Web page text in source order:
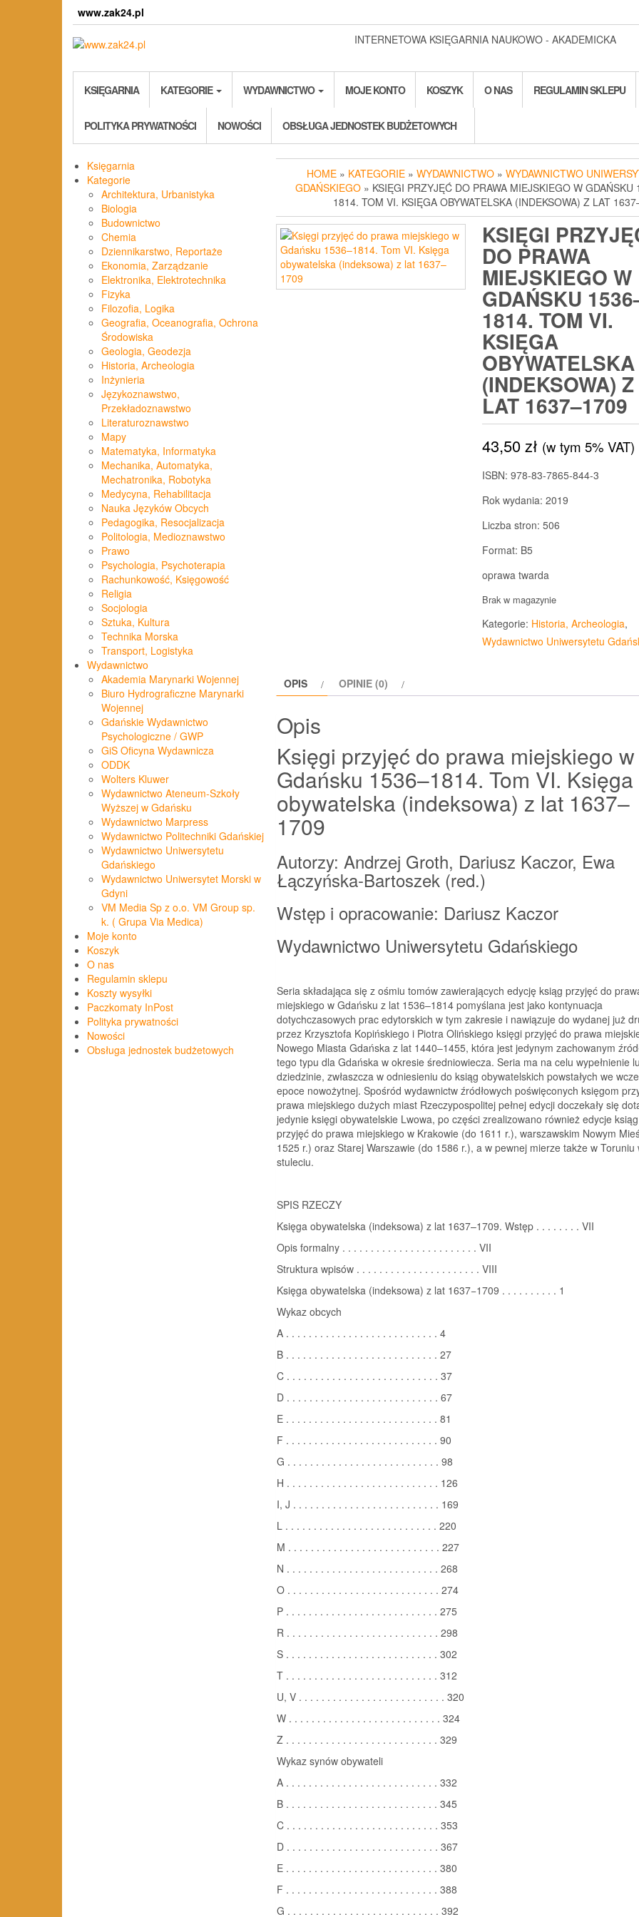
www.zak24.pl
INTERNETOWA KSIĘGARNIA NAUKOWO - AKADEMICKA
KSIĘGARNIA KATEGORIE WYDAWNICTWO MOJE KONTO KOSZYK O NAS REGULAMIN SKLEPU
POLITYKA PRYWATNOŚCI NOWOŚCI OBSŁUGA JEDNOSTEK BUDŻETOWYCH
Księgarnia
Kategorie
Architektura, Urbanistyka
Biologia
Budownictwo
Chemia
Dziennikarstwo, Reportaże
Ekonomia, Zarządzanie
Elektronika, Elektrotechnika
Fizyka
Filozofia, Logika
Geografia, Oceanografia, Ochrona
Środowiska
Geologia, Geodezja
Historia, Archeologia
Inżynieria
Językoznawstwo,
Przekładoznawstwo
Literaturoznawstwo
Mapy
Matematyka, Informatyka
Mechanika, Automatyka,
Mechatronika, Robotyka
Medycyna, Rehabilitacja
Nauka Języków Obcych
Pedagogika, Resocjalizacja
Politologia, Medioznawstwo
Prawo
Psychologia, Psychoterapia
Rachunkowość, Księgowość
Religia
Socjologia
Sztuka, Kultura
Technika Morska
Transport, Logistyka
Wydawnictwo
Akademia Marynarki Wojennej
Biuro Hydrograficzne Marynarki
Wojennej
Gdańskie Wydawnictwo
Psychologiczne / GWP
GiS Oficyna Wydawnicza
ODDK
Wolters Kluwer
Wydawnictwo Ateneum-Szkoły
Wyższej w Gdańsku
Wydawnictwo Marpress
Wydawnictwo Politechniki Gdańskiej
Wydawnictwo Uniwersytetu
Gdańskiego
Wydawnictwo Uniwersytet Morski w
Gdyni
VM Media Sp z o.o. VM Group sp.
k. ( Grupa Via Medica)
Moje konto
Koszyk
O nas
Regulamin sklepu
Koszty wysyłki
Paczkomaty InPost
Polityka prywatności
Nowości
Obsługa jednostek budżetowych
HOME » KATEGORIE » WYDAWNICTWO » WYDAWNICTWO
GDAŃSKIEGO » KSIĘGI PRZYJĘĆ DO PRAWA MIEJSKIEGO W GDAŃSKU
1814. TOM VI. KSIĘGA OBYWATELSKA (INDEKSOWA) Z LAT
KSIĘGI
DO PRAWA
MIEJSKIEGO W
GDAŃSKU
1814. TOM VI.
KSIĘGA
OBYWATELSKA
(INDEKSOWA) Z
LAT 1637–1709
43,50zł (w tym 5% VAT)
ISBN: 978-83-7865-844-3
Rok wydania: 2019
Liczba stron: 506
Format: B5
oprawa twarda
Brak w magazynie
Kategorie: Historia, Archeologia,
Wydawnictwo Uniwersytetu
OPIS OPINIE (0)
Opis
Księgi przyjęć do prawa miejskiego w
Gdańsku 1536–1814. Tom VI. Księga
obywatelska (indeksowa) z lat 1637–
1709
Autorzy: Andrzej Groth, Dariusz Kaczor, Ewa
Łączyńska-Bartoszek (red.)
Wstęp i opracowanie: Dariusz Kaczor
Wydawnictwo Uniwersytetu Gdańskiego
Seria składająca się z ośmiu tomów zawierających edycję ksiąg przyjęć do
miejskiego w Gdańsku z lat 1536–1814 pomyślana jest jako kontynuacja
dotychczasowych prac edytorskich w tym zakresie i nawiązuje do wydanej już
przez Krzysztofa Kopińskiego i Piotra Olińskiego księgi przyjęć do prawa
Nowego Miasta Gdańska z lat 1440–1455, która jest jedynym zachowanym
tego typu dla Gdańska w okresie średniowiecza. Seria ma na celu wypełnienie
dziedzinie, zwłaszcza w odniesieniu do ksiąg obywatelskich powstałych we
epoce nowożytnej. Spośród wydawnictw źródłowych poświęconych księgom
prawa miejskiego dużych miast Rzeczypospolitej pełnej edycji doczekały się
jedynie księgi obywatelskie Lwowa, po części zrealizowano również edycje ksiąg
przyjęć do prawa miejskiego w Krakowie (do 1611 r.), warszawskim Nowym
1525 r.) oraz Starej Warszawie (do 1586 r.), a w pewnej mierze także w Toruniu
stuleciu.
SPIS RZECZY
Księga obywatelska (indeksowa) z lat 1637–1709. Wstęp . . . . . . . . VII
Opis formalny . . . . . . . . . . . . . . . . . . . . . . . . VII
Struktura wpisów . . . . . . . . . . . . . . . . . . . . . . VIII
Księga obywatelska (indeksowa) z lat 1637−1709 . . . . . . . . . . 1
Wykaz obcych
A . . . . . . . . . . . . . . . . . . . . . . . . . . . 4
B . . . . . . . . . . . . . . . . . . . . . . . . . . . 27
C . . . . . . . . . . . . . . . . . . . . . . . . . . . 37
D . . . . . . . . . . . . . . . . . . . . . . . . . . . 67
E . . . . . . . . . . . . . . . . . . . . . . . . . . . 81
F . . . . . . . . . . . . . . . . . . . . . . . . . . . 90
G . . . . . . . . . . . . . . . . . . . . . . . . . . . 98
H . . . . . . . . . . . . . . . . . . . . . . . . . . . 126
I, J . . . . . . . . . . . . . . . . . . . . . . . . . . 169
L . . . . . . . . . . . . . . . . . . . . . . . . . . . 220
M . . . . . . . . . . . . . . . . . . . . . . . . . . . 227
N . . . . . . . . . . . . . . . . . . . . . . . . . . . 268
O . . . . . . . . . . . . . . . . . . . . . . . . . . . 274
P . . . . . . . . . . . . . . . . . . . . . . . . . . . 275
R . . . . . . . . . . . . . . . . . . . . . . . . . . . 298
S . . . . . . . . . . . . . . . . . . . . . . . . . . . 302
T . . . . . . . . . . . . . . . . . . . . . . . . . . . 312
U, V . . . . . . . . . . . . . . . . . . . . . . . . . . 320
W . . . . . . . . . . . . . . . . . . . . . . . . . . . 324
Z . . . . . . . . . . . . . . . . . . . . . . . . . . . 329
Wykaz synów obywateli
A . . . . . . . . . . . . . . . . . . . . . . . . . . . 332
B . . . . . . . . . . . . . . . . . . . . . . . . . . . 345
C . . . . . . . . . . . . . . . . . . . . . . . . . . . 353
D . . . . . . . . . . . . . . . . . . . . . . . . . . . 367
E . . . . . . . . . . . . . . . . . . . . . . . . . . . 380
F . . . . . . . . . . . . . . . . . . . . . . . . . . . 388
G . . . . . . . . . . . . . . . . . . . . . . . . . . . 392